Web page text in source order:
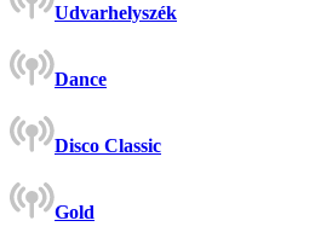
Udvarhelyszék
Dance
Disco Classic
Gold